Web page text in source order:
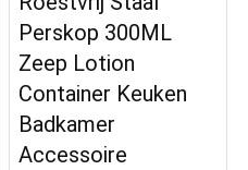
Perskop 300ML
Zeep Lotion
Container Keuken
Badkamer
Accessoire